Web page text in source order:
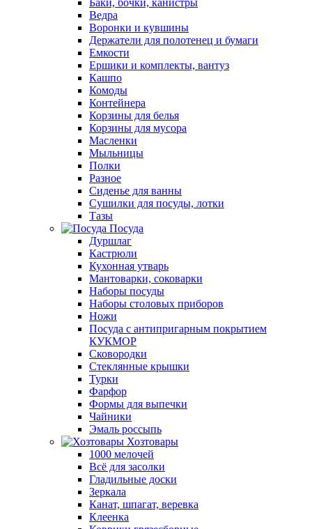
Баки, бочки, канистры
Ведра
Воронки и кувшины
Держатели для полотенец и бумаги
Емкости
Ершики и комплекты, вантуз
Кашпо
Комоды
Контейнера
Корзины для белья
Корзины для мусора
Масленки
Мыльницы
Полки
Разное
Сиденье для ванны
Сушилки для посуды, лотки
Тазы
Посуда
Дуршлаг
Кастрюли
Кухонная утварь
Мантоварки, соковарки
Наборы посуды
Наборы столовых приборов
Ножи
Посуда с антипригарным покрытием
КУКМОР
Сковородки
Стеклянные крышки
Турки
Фарфор
Формы для выпечки
Чайники
Эмаль россыпь
Хозтовары
1000 мелочей
Всё для засолки
Гладильные доски
Зеркала
Канат, шпагат, веревка
Клеенка